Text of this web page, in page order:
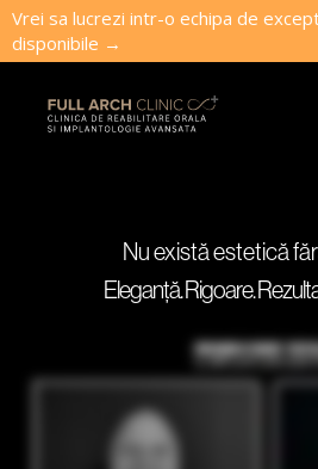
Vrei sa lucrezi intr-o echipa de
disponibile →
Nu există estetică
Eleganță. Rigoare.